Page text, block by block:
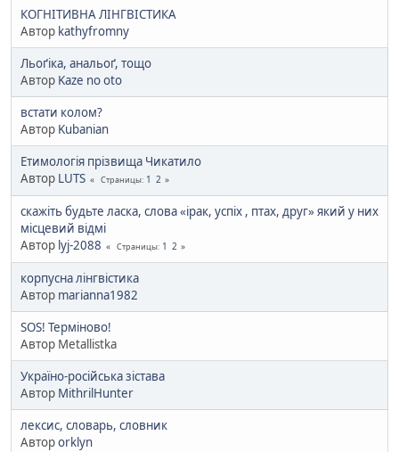
КОГНІТИВНА ЛІНГВІСТИКА
Автор kathyfromny
Льоґіка, анальоґ, тощо
Автор Kaze no oto
встати колом?
Автор Kubanian
Етимологія прізвища Чикатило
Автор LUTS Страницы 1 2
скажіть будьте ласка, слова «ірак, успіх , птах, друг» який у них
місцевий відмі
Автор lyj-2088 Страницы 1 2
корпусна лінгвістика
Автор marianna1982
SOS! Терміново!
Автор Metallistka
Україно-російська зістава
Автор MithrilHunter
лексис, словарь, словник
Авторorklyn